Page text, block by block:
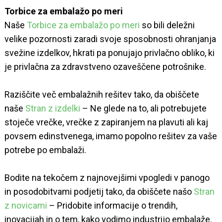
Torbice za embalažo po meri
Naše Torbice za embalažo po meri so bili deležni
velike pozornosti zaradi svoje sposobnosti ohranjanja
svežine izdelkov, hkrati pa ponujajo privlačno obliko, ki
je privlačna za zdravstveno ozaveščene potrošnike.
Raziščite več embalažnih rešitev tako, da obiščete
naše Stran z izdelki – Ne glede na to, ali potrebujete
stoječe vrečke, vrečke z zapiranjem na plavuti ali kaj
povsem edinstvenega, imamo popolno rešitev za vaše
potrebe po embalaži.
Bodite na tekočem z najnovejšimi vpogledi v panogo
in posodobitvami podjetij tako, da obiščete našo Stran
z novicami – Pridobite informacije o trendih,
inovacijah in o tem, kako vodimo industrijo embalaže.